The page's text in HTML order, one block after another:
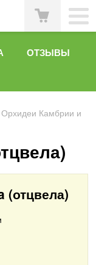
ОТЗЫВЫ
Орхидеи Камбрии и
(отцвела)